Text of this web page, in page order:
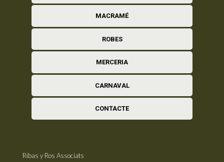
MACRAMÉ
ROBES
MERCERIA
CARNAVAL
CONTACTE
Ribas y Ros Associats